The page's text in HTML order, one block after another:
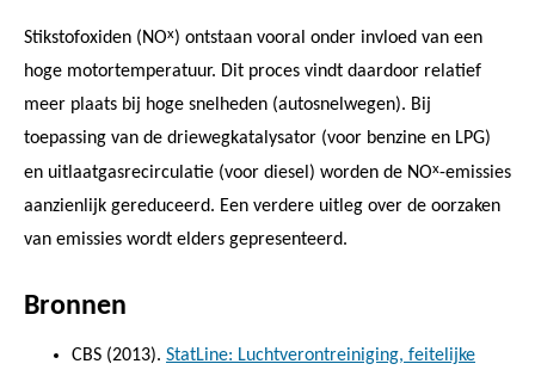
Stikstofoxiden (NOx) ontstaan vooral onder invloed van een
hoge motortemperatuur. Dit proces vindt daardoor relatief
meer plaats bij hoge snelheden (autosnelwegen). Bij
toepassing van de driewegkatalysator (voor benzine en LPG)
en uitlaatgasrecirculatie (voor diesel) worden de NOx-emissies
aanzienlijk gereduceerd. Een verdere uitleg over de oorzaken
van emissies wordt elders gepresenteerd.
Bronnen
CBS (2013). StatLine: Luchtverontreiniging, feitelijke